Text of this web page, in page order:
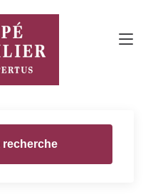
recherche